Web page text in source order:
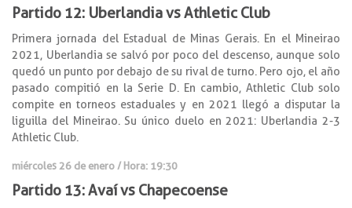
Partido 12: Uberlandia vs Athletic Club
Primera jornada del Estadual de Minas Gerais. En el Mineirao
2021, Uberlandia se salvó por poco del descenso, aunque solo
quedó un punto por debajo de su rival de turno. Pero ojo, el año
pasado compitió en la Serie D. En cambio, Athletic Club solo
compite en torneos estaduales y en 2021 llegó a disputar la
liguilla del Mineirao. Su único duelo en 2021: Uberlandia 2-3
Athletic Club.
miércoles 26 de enero / Hora: 19:30
Partido 13: Avaí vs Chapecoense